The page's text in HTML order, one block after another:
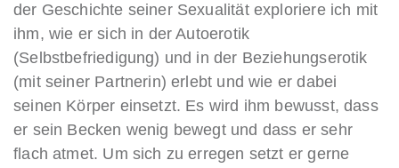
der Geschichte seiner Sexualität exploriere ich mit
ihm, wie er sich in der Autoerotik
(Selbstbefriedigung) und in der Beziehungserotik
(mit seiner Partnerin) erlebt und wie er dabei
seinen Körper einsetzt. Es wird ihm bewusst, dass
er sein Becken wenig bewegt und dass er sehr
flach atmet. Um sich zu erregen setzt er gerne